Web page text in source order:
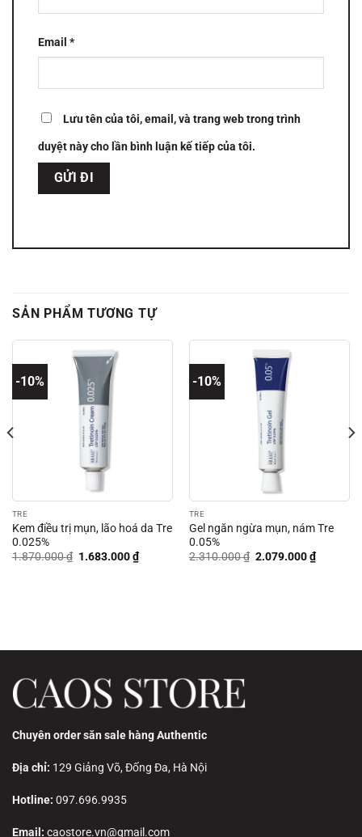
Email *
Lưu tên của tôi, email, và trang web trong trình
duyệt này cho lần bình luận kế tiếp của tôi.
SẢN PHẨM TƯƠNG TỰ
-10%
TRE
Kem điều trị mụn, lão hoá da Tre
0.025%
1.870.000₫ Giá
1.683.000₫Giá
hiện
-10%
TRE
Gel ngăn ngừa mụn, nám Tre
0.05%
2.310.000₫ Giá
2.079.000₫Giá
hiện
Chuyên order săn sale hàng Authentic
Địa chỉ: 129 Giảng Võ, Đống Đa, Hà Nội
Hotline: 097.696.9935
Email: caostore.vn@gmail.com